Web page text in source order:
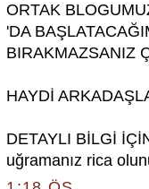
ORTAK
'DA
BIRAKMAZSANIZ
HAYDİ
DETAYLI BİLGİ
uğramanız rica